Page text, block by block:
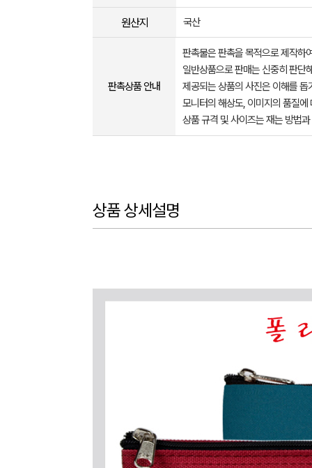
원산지 국산
판촉상품 안내
판촉물은 판촉을 목적으로 제작하
일반상품으로 판매는 신중히 판단
제공되는 상품의 사진은 이해를
모니터의 해상도, 이미지의 품질
상품 규격 및 사이즈는 재는 방법
상품 상세설명